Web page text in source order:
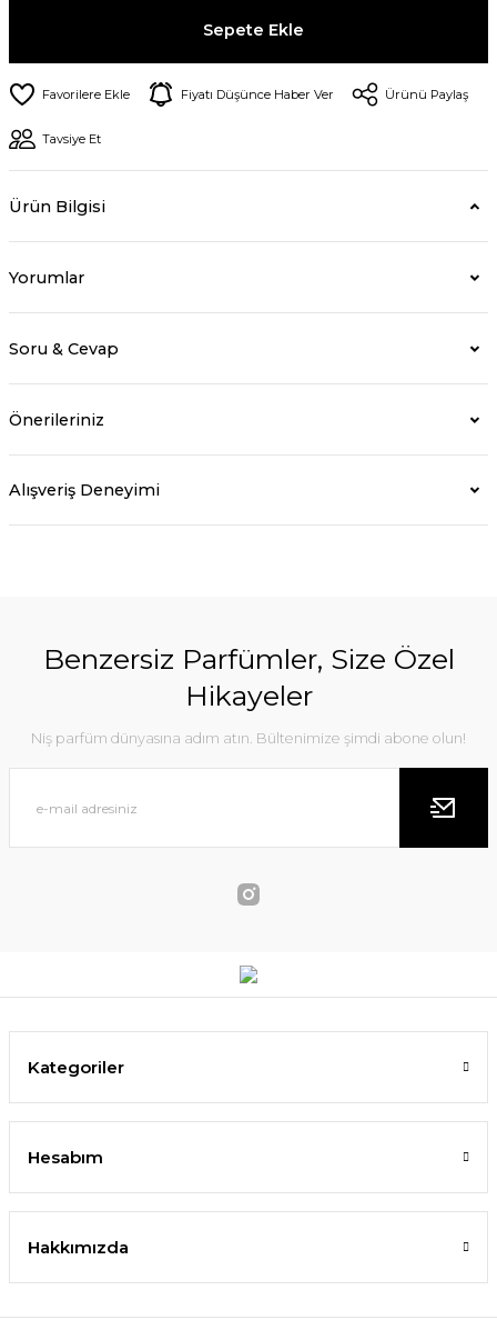
Sepete Ekle
Fiyatı Düşünce Haber Ver Ürünü Paylaş
Tavsiye Et
Ürün Bilgisi
Yorumlar
Soru & Cevap
Önerileriniz
Alışveriş Deneyimi
Benzersiz Parfümler, Size Özel
Hikayeler
Niş parfüm dünyasına adım atın. Bültenimize şimdi abone olun!
Kategoriler
Hesabım
Hakkımızda